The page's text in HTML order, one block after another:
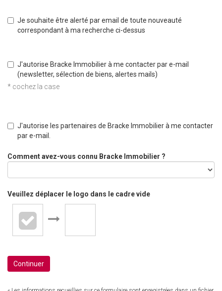
Je souhaite être alerté par email de toute nouveauté
correspondant à ma recherche ci-dessus
J'autorise Bracke Immobilier à me contacter par e-mail
(newsletter, sélection de biens, alertes mails)
* cochez la case
J'autorise les partenaires de Bracke Immobilier à me contacter
par e-mail.
Comment avez-vous connu Bracke Immobilier ?
Veuillez déplacer le logo dans le cadre vide
Continuer